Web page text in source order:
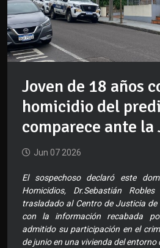
Joven de 18 años
homicidio del
comparece ante la
Jun 07 2026
El sospechoso declaró este
Homicidios, Dr.Sebastián
trasladado al Centro de Justicia
con la información recabada
admitido su participación en el
de junio en una vivienda del entorno